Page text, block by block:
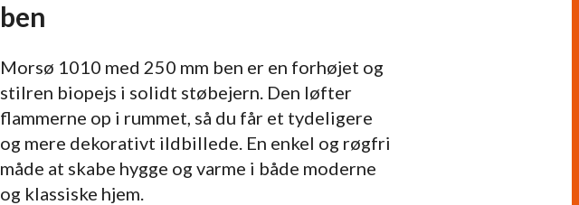
ben
Morsø 1010 med 250 mm ben er en forhøjet og
stilren biopejs i solidt støbejern. Den løfter
flammerne op i rummet, så du får et tydeligere
og mere dekorativt ildbillede. En enkel og røgfri
måde at skabe hygge og varme i både moderne
og klassiske hjem.